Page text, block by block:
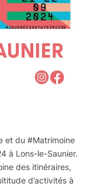
et du #Matrimoine
à Lons-le-Saunier.
des itinéraires,
d’activités à